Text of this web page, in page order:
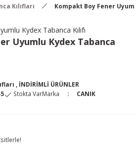
Kılıfları Kompakt Boy Fener
Uyumlu Kydex Tabanca
İNDİRİMLİ ÜRÜNLER
Stokta VarMarka
CANIK